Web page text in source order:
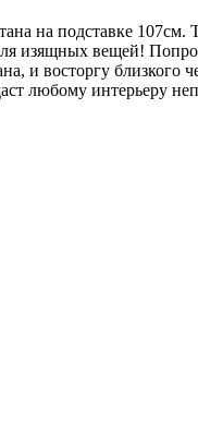
на подставке 107см.
изящных вещей!
и восторгу близкого
любому интерьеру